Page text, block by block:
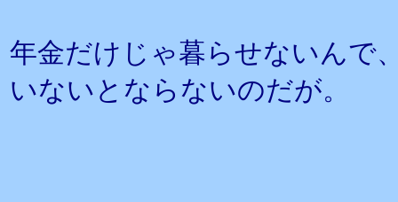
年金だけじゃ暮らせないんで
いないとならないのだが。